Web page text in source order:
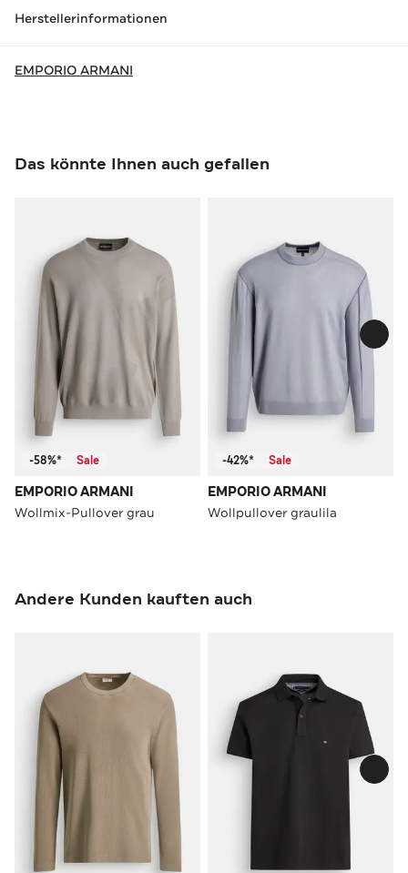
Herstellerinformationen
EMPORIO ARMANI
Das könnte Ihnen auch gefallen
-58%* Sale
EMPORIO ARMANI
Wollmix-Pullover grau
-42%* Sale
EMPORIO ARMANI
Wollpullover graulila
Andere Kunden kauften auch